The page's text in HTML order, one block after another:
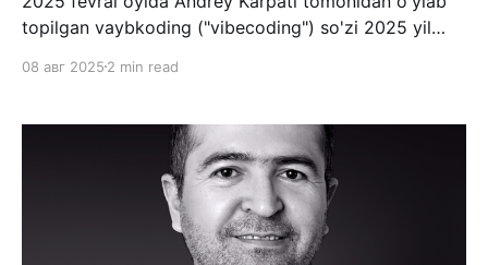
topilgan vaybkoding ("vibecoding") so'zi 2025 yil
Vaybkoding - bu sun'iy idrok yordamida dastur
nima yaratish kerakligini sun'iy idrokga
08 авг 2025 2 min read